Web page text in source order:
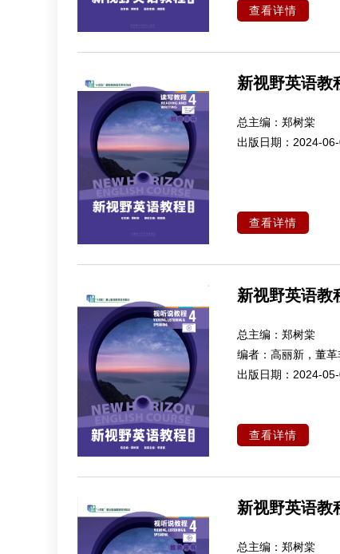
查看详情
新视野英语教
总主编： 郑树棠
出版日期： 2024-06-
查看详情
新视野英语教
总主编： 郑树棠
编者： 高丽新，董
出版日期： 2024-05-
查看详情
新视野英语教
总主编： 郑树棠